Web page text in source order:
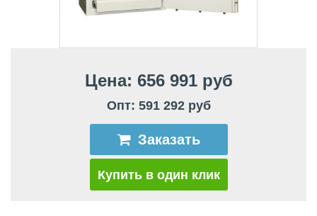
Цена: 656 991 руб
Опт: 591 292 руб
Заказать
Купить в один клик